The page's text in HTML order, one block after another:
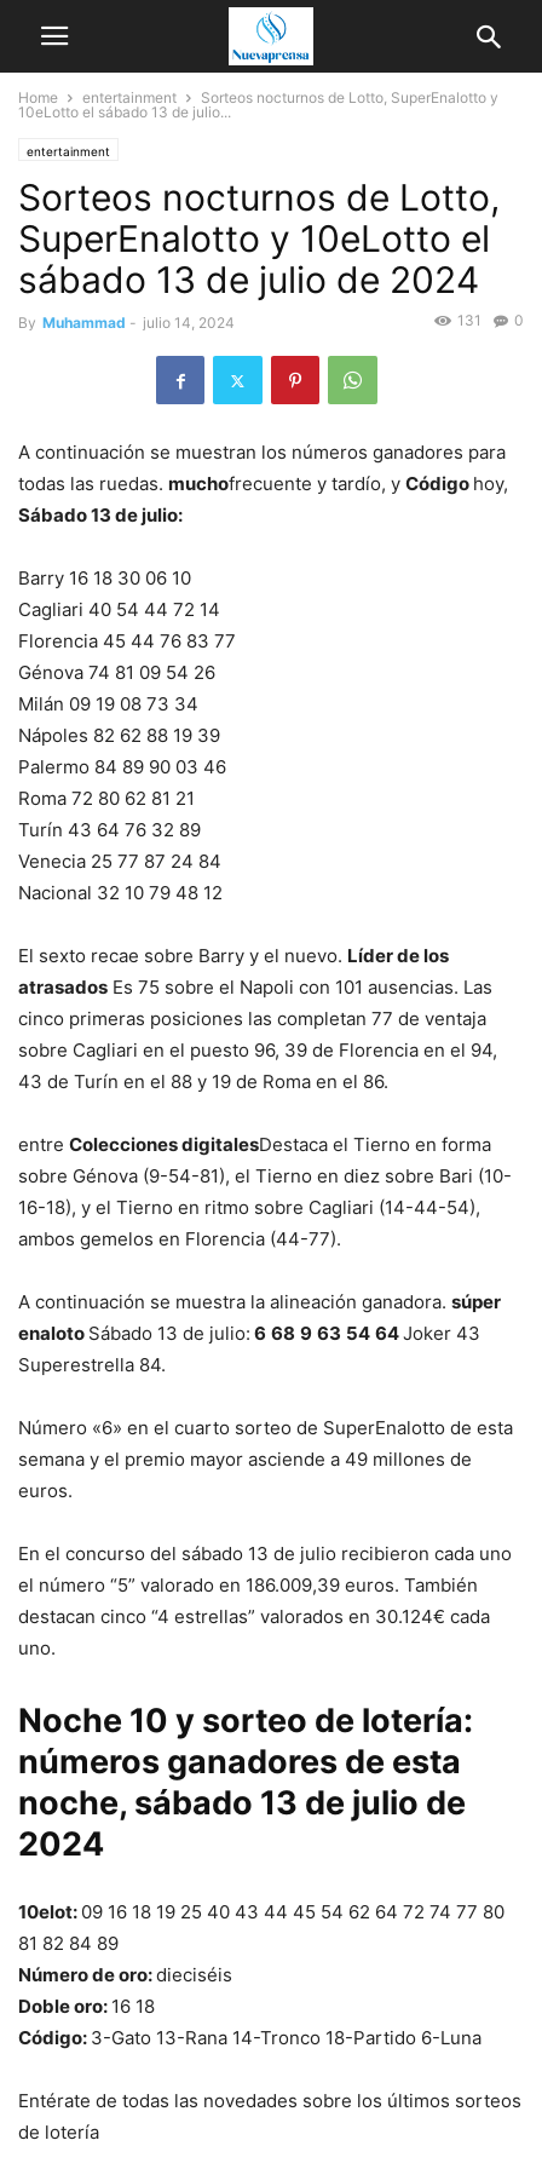
Home entertainment
Sorteos nocturnos de Lotto, SuperEnalotto y
10eLotto el sábado 13 de julio...
entertainment
Sorteos nocturnos de Lotto,
SuperEnalotto y 10eLotto el
sábado 13 de julio de 2024
By Muhammad - julio 14, 2024 0
131
A continuación se muestran los números ganadores para
todas las ruedas. muchofrecuente y tardío, y Código hoy,
Sábado 13 de julio:
Barry 16 18 30 06 10
Cagliari 40 54 44 72 14
Florencia 45 44 76 83 77
Génova 74 81 09 54 26
Milán 09 19 08 73 34
Nápoles 82 62 88 19 39
Palermo 84 89 90 03 46
Roma 72 80 62 81 21
Turín 43 64 76 32 89
Venecia 25 77 87 24 84
Nacional 32 10 79 48 12
El sexto recae sobre Barry y el nuevo. Líder de los
atrasados Es 75 sobre el Napoli con 101 ausencias. Las
cinco primeras posiciones las completan 77 de ventaja
sobre Cagliari en el puesto 96, 39 de Florencia en el 94,
43 de Turín en el 88 y 19 de Roma en el 86.
entre Colecciones digitalesDestaca el Tierno en forma
sobre Génova (9-54-81), el Tierno en diez sobre Bari (10-
16-18), y el Tierno en ritmo sobre Cagliari (14-44-54),
ambos gemelos en Florencia (44-77).
A continuación se muestra la alineación ganadora. súper
enaloto Sábado 13 de julio: 6 68 9 63 54 64Joker 43
Superestrella 84.
Número «6» en el cuarto sorteo de SuperEnalotto de esta
semana y el premio mayor asciende a 49 millones de
euros.
En el concurso del sábado 13 de julio recibieron cada uno
el número “5” valorado en 186.009,39 euros. También
destacan cinco “4 estrellas” valorados en 30.124€ cada
uno.
Noche 10 y sorteo de lotería:
números ganadores de esta
noche, sábado 13 de julio de
2024
10elot: 09 16 18 19 25 40 43 44 45 54 62 64 72 74 77 80
81 82 84 89
Número de oro:dieciséis
Doble oro: 16 18
Código: 3-Gato 13-Rana 14-Tronco 18-Partido 6-Luna
Entérate de todas las novedades sobre los últimos sorteos
de lotería